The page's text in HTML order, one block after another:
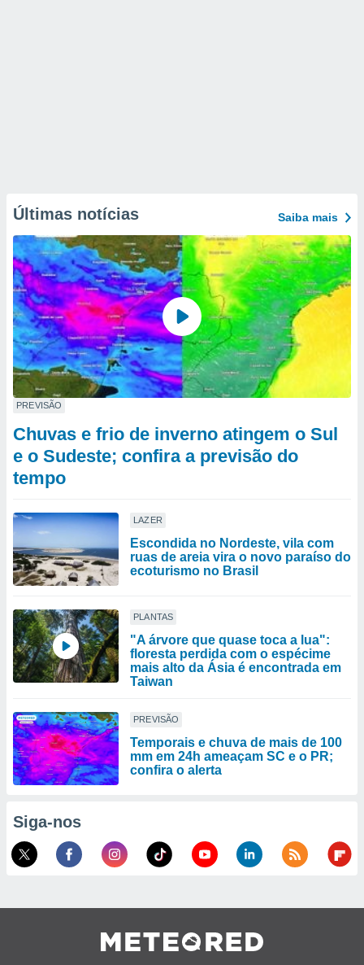
Últimas notícias Saiba mais
PREVISÃO
Chuvas e frio de inverno atingem o Sul
e o Sudeste; confira a previsão do
tempo
LAZER
Escondida no Nordeste, vila com
ruas de areia vira o novo paraíso do
ecoturismo no Brasil
PLANTAS
"A árvore que quase toca a lua":
floresta perdida com o espécime
mais alto da Ásia é encontrada em
Taiwan
PREVISÃO
Temporais e chuva de mais de 100
mm em 24h ameaçam SC e o PR;
confira o alerta
Siga-nos